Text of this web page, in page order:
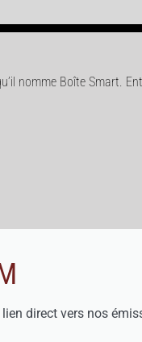
nomme Boîte Smart.
direct vers nos